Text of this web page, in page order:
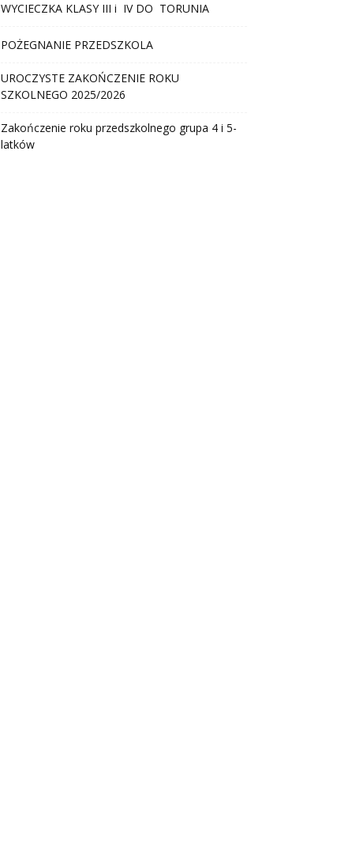
WYCIECZKA KLASY III i IV DO TORUNIA
POŻEGNANIE PRZEDSZKOLA
UROCZYSTE ZAKOŃCZENIE ROKU
SZKOLNEGO 2025/2026
Zakończenie roku przedszkolnego grupa 4 i 5-
latków